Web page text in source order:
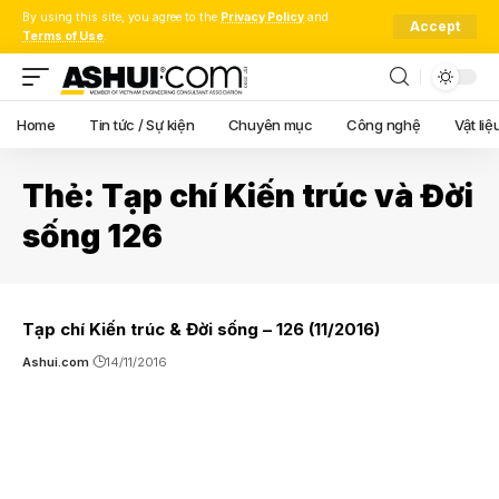
By using this site, you agree to the Privacy Policy and
Terms of Use.
Accept
Home Tin tức / Sự kiện Chuyên mục Công nghệ Vật
Thẻ: Tạp chí Kiến trúc và Đời
sống 126
Tạp chí Kiến trúc & Đời sống – 126 (11/2016)
Ashui.com 14/11/2016